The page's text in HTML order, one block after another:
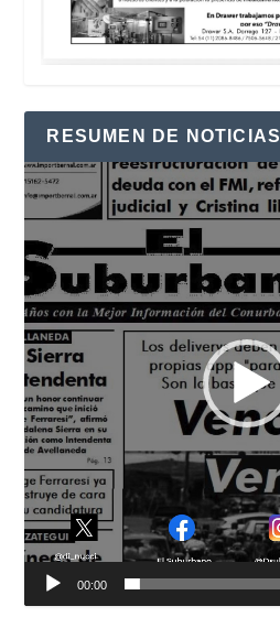
RESUMEN DE NOTICIAS
Reproductor
de
vídeo
00:00